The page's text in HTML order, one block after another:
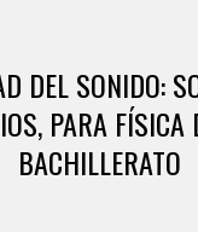
DEL SONIDO:
PARA FÍSICA
BACHILLERATO